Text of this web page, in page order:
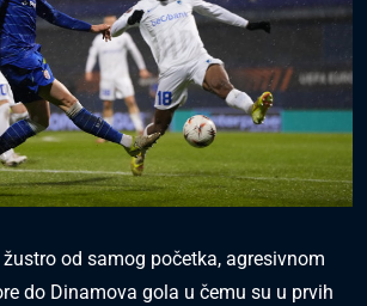
od samog početka, agresivnom
do Dinamova gola u čemu su u prvih